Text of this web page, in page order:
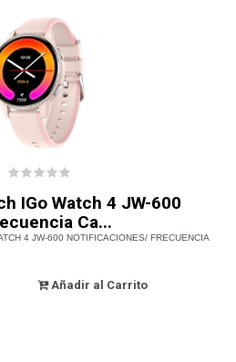
IGo Watch 4 JW-600
Ca...
4 JW-600 NOTIFICACIONES/ FRECUENCIA
Añadir al Carrito